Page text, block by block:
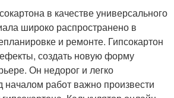
в качестве универсального
широко распространено в
и ремонте. Гипсокартон
создать новую форму
Он недорог и легко
началом работ важно произвести